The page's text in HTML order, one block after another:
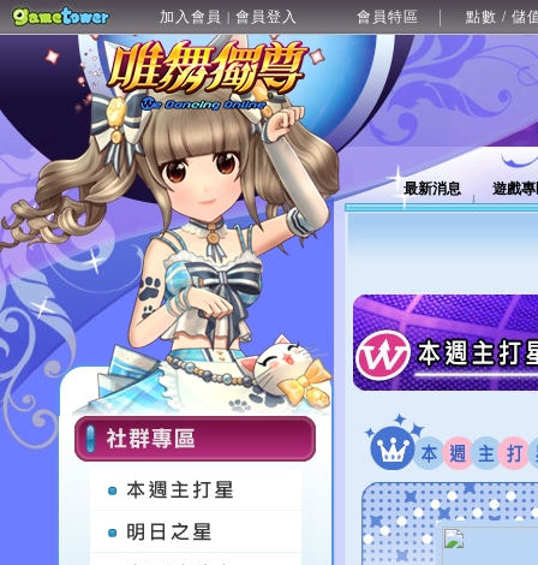
加入會員 | 會員登入 會員特區 點數 / 儲
最新消息 遊戲